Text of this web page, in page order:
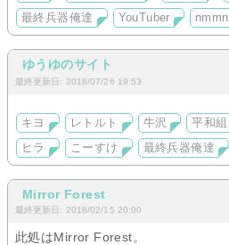
最終兵器俺達
YouTuber nmmn
ゆうゆのサイト
最終更新日: 2018/07/26 19:53
キヨ レトルト 牛沢 平和組
ヒラ
こーすけ 最終兵器俺達
Mirror Forest
最終更新日: 2018/02/15 20:00
此処はMirror Forest。